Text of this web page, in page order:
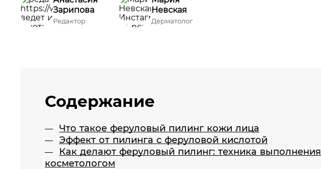
Зарипова
Редактор
Невская
Дерматолог
Содержание
Что такое феруловый пилинг кожи лица
Эффект от пилинга с феруловой кислотой
Как делают феруловый пилинг: техника выполнения
косметологом